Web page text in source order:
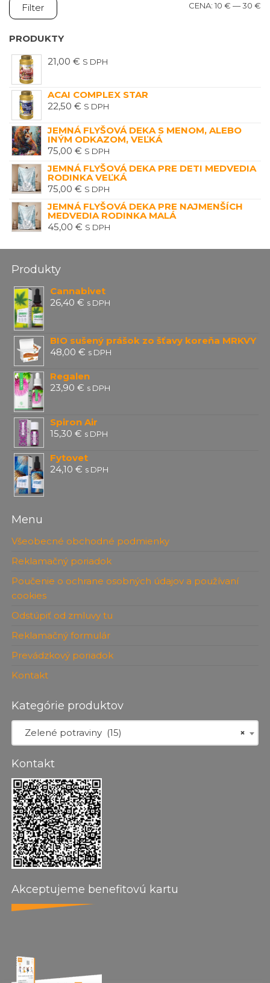
Filter CENA: 10 € —30 €
PRODUKTY
21,00 € S DPH
ACAI COMPLEX STAR
22,50 € S DPH
JEMNÁ FLYŠOVÁ DEKA S MENOM, ALEBO
INÝM ODKAZOM, VEĽKÁ
75,00 € S DPH
JEMNÁ FLYŠOVÁ DEKA PRE DETI MEDVEDIA
RODINKA VEĽKÁ
75,00 € S DPH
JEMNÁ FLYŠOVÁ DEKA PRE NAJMENŠÍCH
MEDVEDIA RODINKA MALÁ
45,00 € S DPH
Produkty
Cannabivet
26,40€ s DPH
BIO sušený prášok zo šťavy koreňa MRKVY
48,00€ s DPH
Regalen
23,90€ s DPH
Spiron Air
15,30€ s DPH
Fytovet
24,10€ s DPH
Menu
Všeobecné obchodné podmienky
Reklamačný poriadok
Poučenie o ochrane osobných údajov a používaní
cookies
Odstúpiť od zmluvy tu
Reklamačný formulár
Prevádzkový poriadok
Kontakt
Kategórie produktov
×
Zelené potraviny (15)
Kontakt
Akceptujeme benefitovú kartu